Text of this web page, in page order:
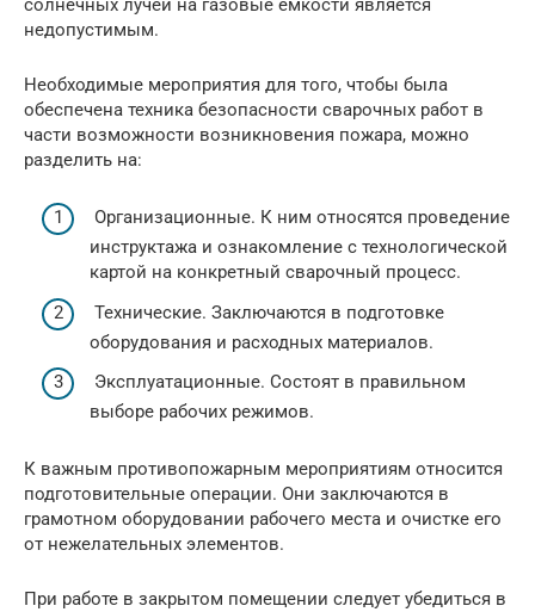
солнечных лучей на газовые емкости является
недопустимым.
Необходимые мероприятия для того, чтобы была
обеспечена техника безопасности сварочных работ в
части возможности возникновения пожара, можно
разделить на:
Организационные. К ним относятся проведение
инструктажа и ознакомление с технологической
картой на конкретный сварочный процесс.
Технические. Заключаются в подготовке
оборудования и расходных материалов.
Эксплуатационные. Состоят в правильном
выборе рабочих режимов.
К важным противопожарным мероприятиям относится
подготовительные операции. Они заключаются в
грамотном оборудовании рабочего места и очистке его
от нежелательных элементов.
При работе в закрытом помещении следует убедиться в